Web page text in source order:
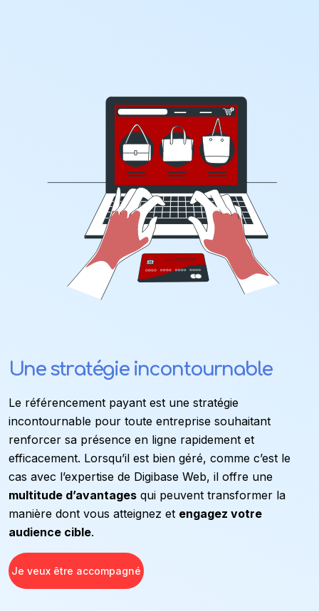
Une stratégie incontournable
Le référencement payant est une stratégie
incontournable pour toute entreprise souhaitant
renforcer sa présence en ligne rapidement et
efficacement. Lorsqu’il est bien géré, comme c’est le
cas avec l’expertise de Digibase Web, il offre une
multitude d’avantages qui peuvent transformer la
manière dont vous atteignez et engagez votre
audience cible.
Je veux être accompagné